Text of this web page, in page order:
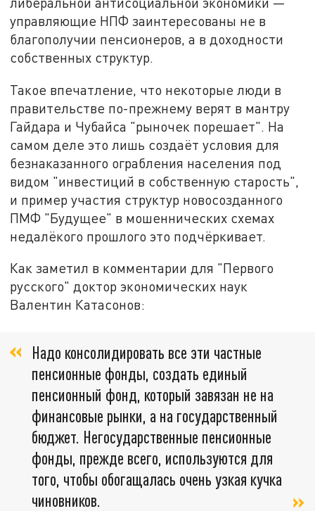
управляющие НПФ заинтересованы не в
благополучии пенсионеров, а в доходности
собственных структур.
Такое впечатление, что некоторые люди в
правительстве по-прежнему верят в мантру
Гайдара и Чубайса "рыночек порешает". На
самом деле это лишь создаёт условия для
безнаказанного ограбления населения под
видом "инвестиций в собственную старость",
и пример участия структур новосозданного
ПМФ "Будущее" в мошеннических схемах
недалёкого прошлого это подчёркивает.
Как заметил в комментарии для "Первого
русского" доктор экономических наук
Валентин Катасонов:
Надо консолидировать все эти частные
пенсионные фонды, создать единый
пенсионный фонд, который завязан не на
финансовые рынки, а на государственный
бюджет. Негосударственные пенсионные
фонды, прежде всего, используются для
того, чтобы обогащалась очень узкая кучка
чиновников.